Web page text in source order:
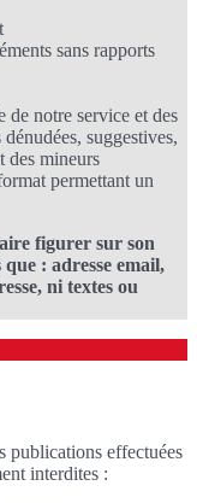
sans rapports
de notre service et des
suggestives,
des mineurs
permettant un
figurer sur son
: adresse email,
ni textes ou
publications effectuées
interdites :